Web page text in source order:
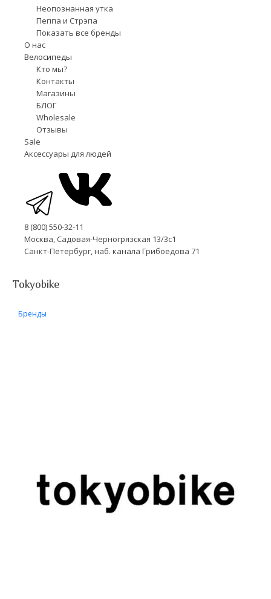
Неопознанная утка
Пеппа и Стрэпа
Показать все бренды
О нас
Велосипеды
Кто мы?
Контакты
Магазины
БЛОГ
Wholesale
Отзывы
Sale
Аксессуары для людей
8 (800) 550-32-11
Москва, Садовая-Черногрязская 13/3с1
Санкт-Петербург, наб. канала Грибоедова 71
Tokyobike
Бренды